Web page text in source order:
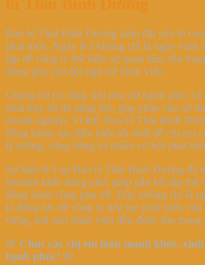
Bao bì Thái Bình Dương luôn đặt yếu tố
phát triển. Ngày 8/3 không chỉ là ngày vinh
dịp để công ty thể hiện sự quan tâm, tôn
đóng góp của đội ngũ nữ nhân viên.
Chúng tôi tin rằng, khi phụ nữ hạnh phúc và
phát huy tối đa năng lực, góp phần vào sự
doanh nghiệp. Vì thế, Bao bì Thái Bình
đồng hành, tạo điều kiện tốt nhất để chị em
lý tưởng, công bằng và nhiều cơ hội phát
Sự kiện 8/3 tại Bao bì Thái Bình Dương đã
khoảnh khắc đáng nhớ, giúp gắn kết tập thể
đồng hành cùng phụ nữ. Đây không chỉ là
là động lực để công ty tiếp tục phát triển văn
vững, nơi mọi nhân viên đều được tôn trọng
🌸 Chúc các chị em luôn mạnh khỏe,
hạnh phúc! 🌸